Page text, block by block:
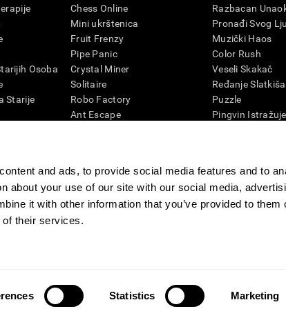
and ads, to provide social media features and to
about your use of our site with our social media,
it with other information that you’ve provided to them
of their services.
Statistics Marketing
Osoba
Starije
Chess Online
Mini ukrštenica
Fruit Frenzy
Pipe Panic
Crystal Miner
Solitaire
Robo Factory
Ant Escape
Lud za Brojevima
Klikeri
Melodičan Tenis
Razbacan
Pronađi Svog
Muzički Haos
Color Rush
Veseli Skakač
Ređanje Slatkiša
Puzzle
Pingvin Istražuje
Onlajn Igrice
Igrice i Mentalna